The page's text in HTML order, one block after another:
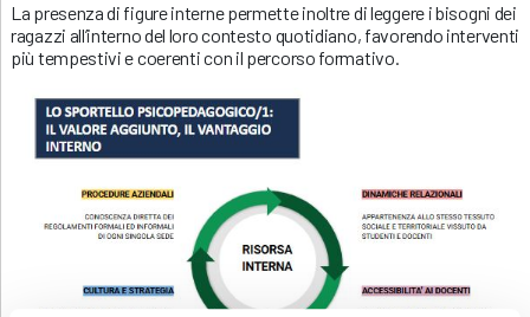
La presenza di figure interne permette inoltre di leggere i bisogni dei
ragazzi all’interno del loro contesto quotidiano, favorendo interventi
più tempestivi e coerenti con il percorso formativo.